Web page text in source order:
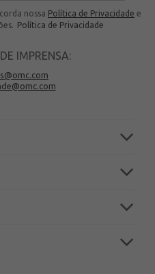
nossa Política de Privacidade e
Política de Privacidade
IMPRENSA: